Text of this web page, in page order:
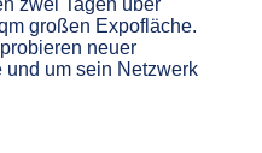
großen Expofläche.
neuer
um sein Netzwerk